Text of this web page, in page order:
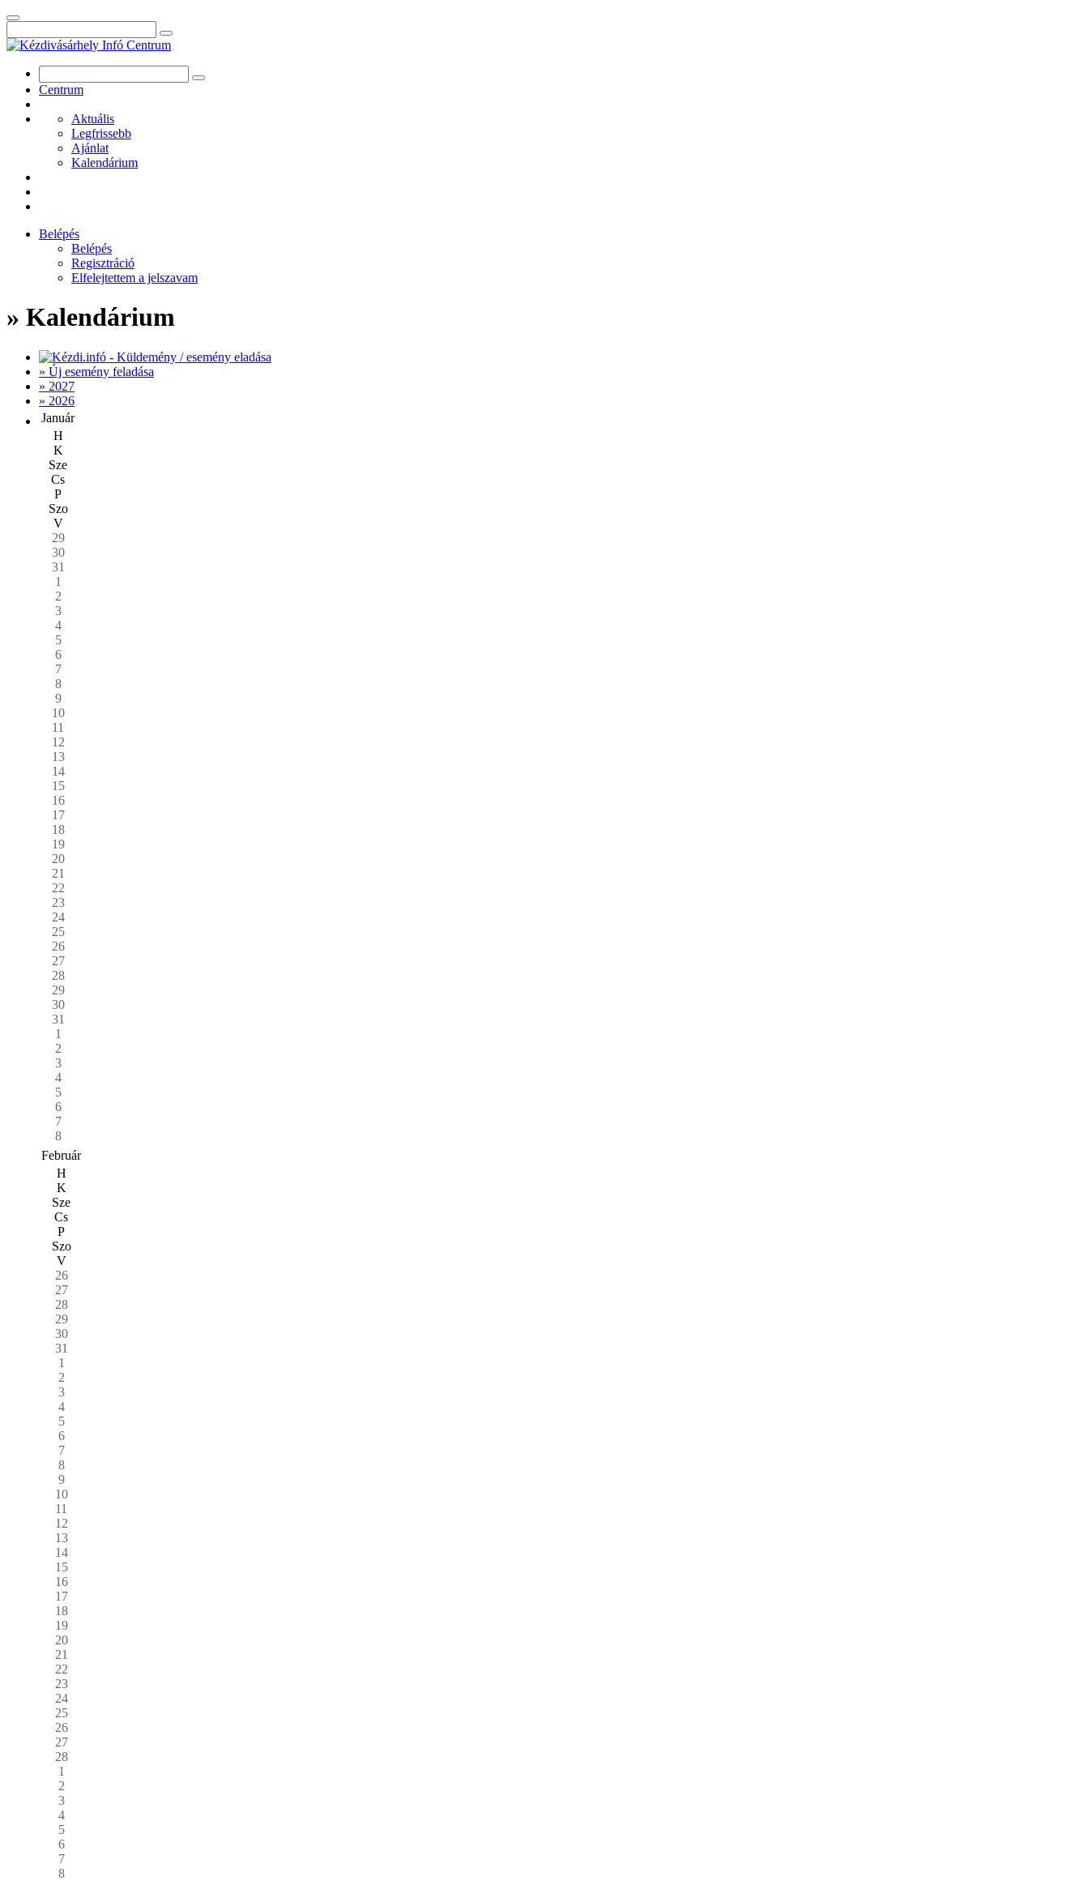
Centrum
Aktuális
Legfrissebb
Ajánlat
Kalendárium
Belépés
Belépés
Regisztráció
Elfelejtettem a jelszavam
» Kalendárium
» Új esemény feladása
» 2027
» 2026
Január
H
K
Sze
Cs
P
Szo
V
29
30
31
1
2
3
4
5
6
7
8
9
10
11
12
13
14
15
16
17
18
19
20
21
22
23
24
25
26
27
28
29
30
31
1
2
3
4
5
6
7
8
Február
H
K
Sze
Cs
P
Szo
V
26
27
28
29
30
31
1
2
3
4
5
6
7
8
9
10
11
12
13
14
15
16
17
18
19
20
21
22
23
24
25
26
27
28
1
2
3
4
5
6
7
8